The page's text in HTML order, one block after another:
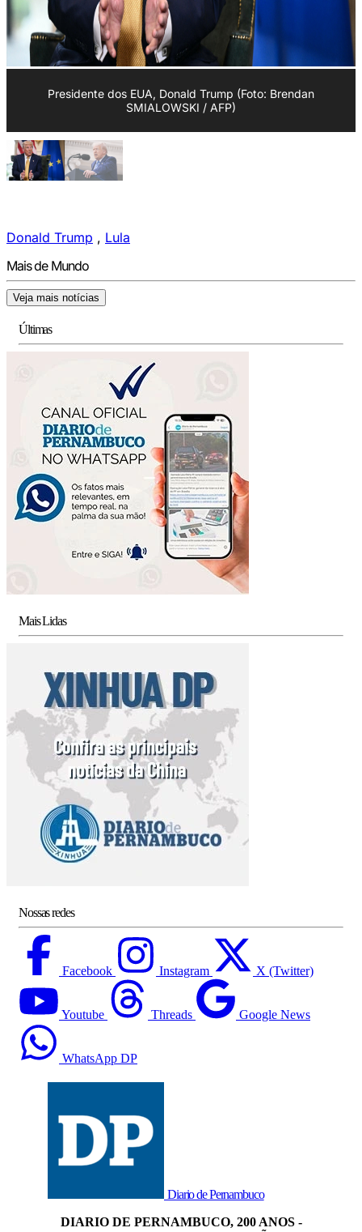
Presidente dos EUA, Donald Trump (Foto: Brendan
SMIALOWSKI / AFP)
Donald Trump , Lula
Mais de Mundo
Veja mais notícias
Últimas
Mais Lidas
Nossas redes
Facebook Instagram X (Twitter)
Youtube Threads Google News
WhatsApp DP
Diario de Pernambuco
DIARIO DE PERNAMBUCO, 200 ANOS -